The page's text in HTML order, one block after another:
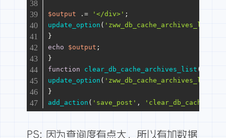
$output .= '</div>' ;
update_option ( 'zww_db_cache_archives_list'
}
echo
$output ;
}
function
clear_db_cache_archives_list (
update_option ( 'zww_db_cache_archives_list'
}
add_action ( 'save_post' ,
PS: 因为查询度有点大，所以有加数据